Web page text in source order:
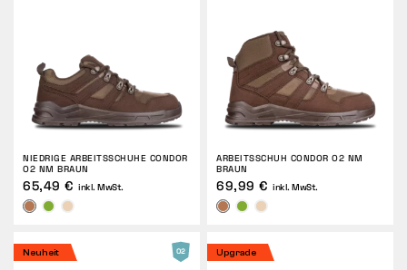
NIEDRIGE ARBEITSSCHUHE CONDOR
O2 NM BRAUN
65,49 € inkl. MwSt.
ARBEITSSCHUH CONDOR O2 NM
BRAUN
69,99 € inkl. MwSt.
Neuheit Upgrade